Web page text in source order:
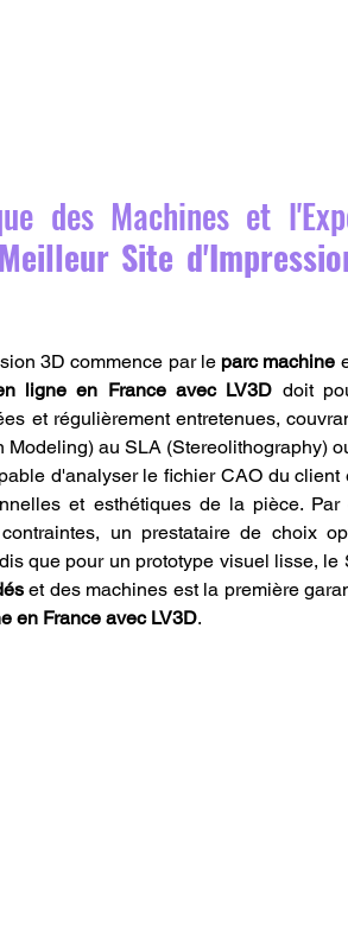
des Machines et
Site
3D commence par le parc machine
ligne en France avec LV3D doit
et régulièrement entretenues,
Modeling) au SLA (Stereolithography)
d'analyser le fichier CAO du
et esthétiques de la pièce.
un prestataire de choix
que pour un prototype visuel lisse, le
et des machines est la première
en France avec LV3D.